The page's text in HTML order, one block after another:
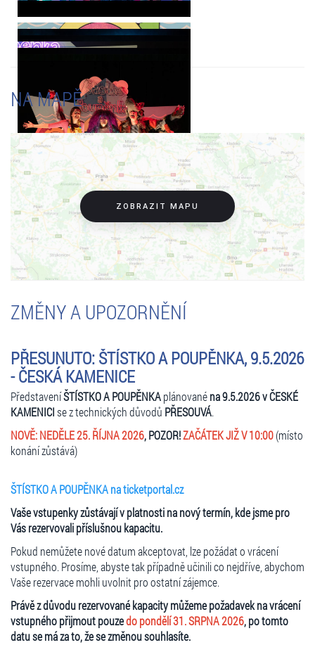
Vozíčkáři a držitelé průkazu ZTP/P:po předložení vstupenky a
průkazu ZTP/P u vstupu, bude na místě, v den vystoupení,
proplacena sleva 50% z ceny vstupenky / jiné slevy NE
Délka představení cca 60 minut
NA MAPĚ
ZOBRAZIT MAPU
ZMĚNY A UPOZORNĚNÍ
PŘESUNUTO: ŠTÍSTKO A POUPĚNKA, 9.5.2026
- ČESKÁ KAMENICE
PředstaveníŠTÍSTKO A POUPĚNKAplánovanéna 9.5.2026 v ČESKÉ
KAMENICIse z technických důvodů PŘESOUVÁ.
NOVĚ: NEDĚLE 25. ŘÍJNA 2026,POZOR!ZAČÁTEK JIŽ V 10:00(místo
konání zůstává)
ŠTÍSTKO A POUPĚNKA na ticketportal.cz
Vaše vstupenky zůstávají v platnosti na nový termín, kde jsme pro
Vás rezervovali příslušnou kapacitu.
Pokud nemůžete nové datum akceptovat, lze požádat o vrácení
vstupného. Prosíme, abyste tak případně učinili co nejdříve, abychom
Vaše rezervace mohli uvolnit pro ostatní zájemce.
Právě z důvodu rezervované kapacity můžeme požadavek na vrácení
vstupného přijmout pouzedo pondělí 31. SRPNA 2026, po tomto
datu se má za to, že se změnou souhlasíte.